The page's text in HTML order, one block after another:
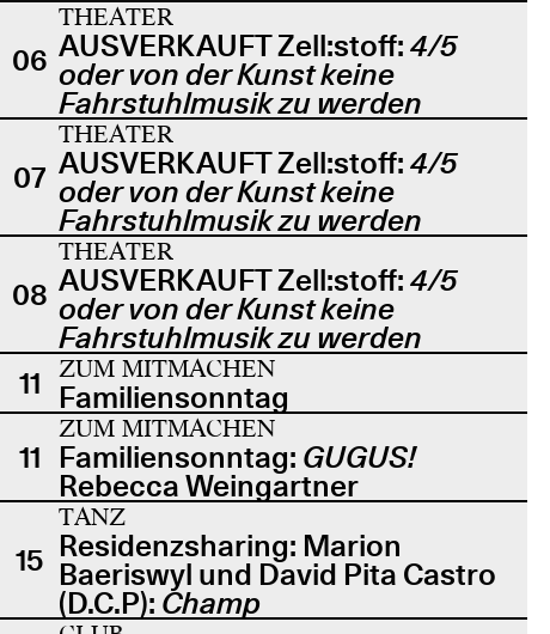
06
THEATER
AUSVERKAUFT Zell:stoff: 4/5
oder von der Kunst keine
Fahrstuhlmusik zu werden
07
THEATER
AUSVERKAUFT Zell:stoff: 4/5
oder von der Kunst keine
Fahrstuhlmusik zu werden
08
THEATER
AUSVERKAUFT Zell:stoff: 4/5
oder von der Kunst keine
Fahrstuhlmusik zu werden
11
ZUM MITMACHEN
Familiensonntag
11
ZUM MITMACHEN
Familiensonntag: GUGUS!
Rebecca Weingartner
15
TANZ
Residenzsharing: Marion
Baeriswyl und David Pita Castro
(D.C.P): Champ